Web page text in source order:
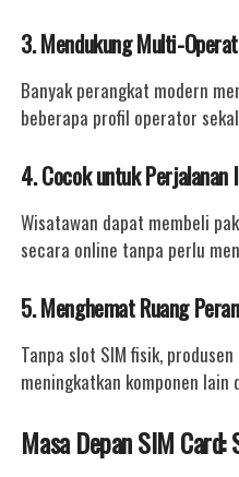
3. Mendukung Multi-
Banyak perangkat modern
beberapa profil operator
4. Cocok untuk Perjalanan
Wisatawan dapat membeli
secara online tanpa perlu
5. Menghemat Ruang
Tanpa slot SIM fisik,
meningkatkan komponen lain
Masa Depan SIM